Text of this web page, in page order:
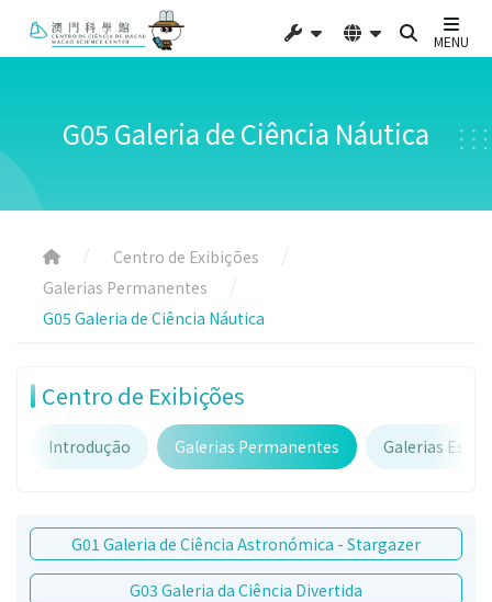
MENU
G05 Galeria de Ciência Náutica
Centro de Exibições
Galerias Permanentes
G05 Galeria de Ciência Náutica
Centro de Exibições
Introdução Galerias Permanentes Galerias
G01 Galeria de Ciência Astronómica - Stargazer
G03 Galeria da Ciência Divertida